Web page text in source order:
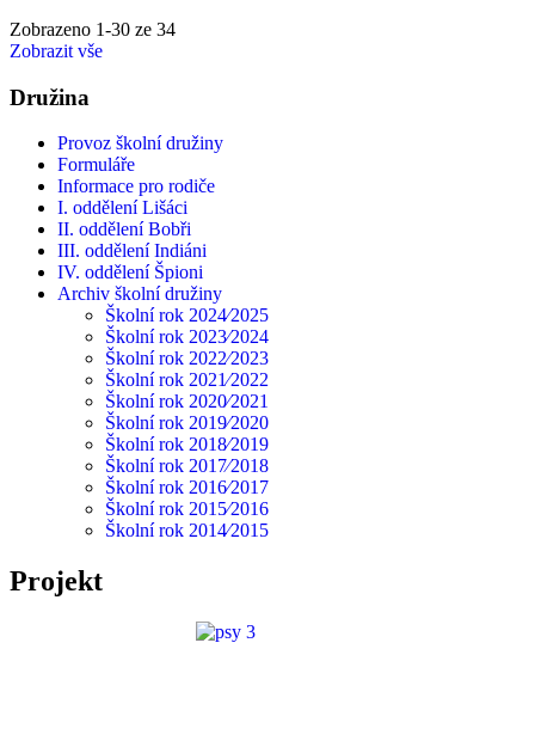
Zobrazeno 1-30 ze 34
Zobrazit vše
Družina
Provoz školní družiny
Formuláře
Informace pro rodiče
I. oddělení Lišáci
II. oddělení Bobři
III. oddělení Indiáni
IV. oddělení Špioni
Archiv školní družiny
Školní rok 2024⁄2025
Školní rok 2023⁄2024
Školní rok 2022⁄2023
Školní rok 2021⁄2022
Školní rok 2020⁄2021
Školní rok 2019⁄2020
Školní rok 2018⁄2019
Školní rok 2017⁄2018
Školní rok 2016⁄2017
Školní rok 2015⁄2016
Školní rok 2014⁄2015
Projekt